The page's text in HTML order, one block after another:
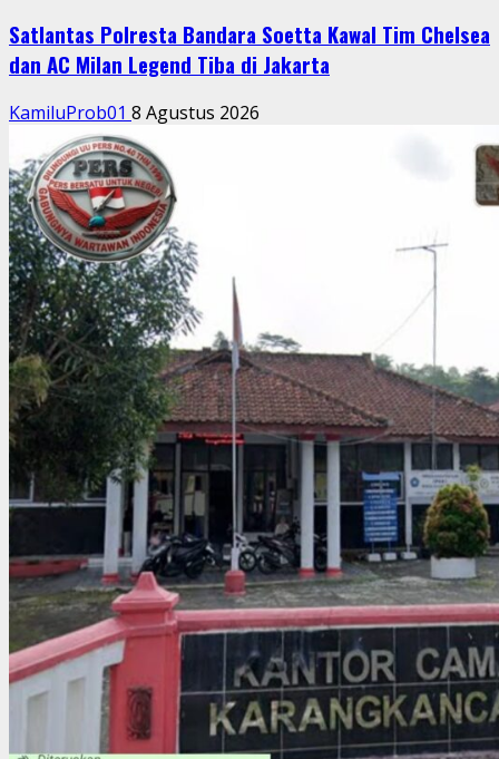
Satlantas Polresta Bandara Soetta Kawal Tim Chelsea
dan AC Milan Legend Tiba di Jakarta
KamiluProb01 8 Agustus 2026